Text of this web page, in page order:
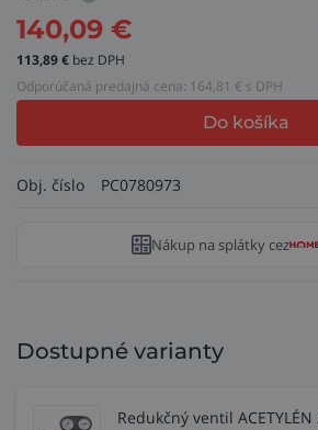
140,09 €
113,89€ bez DPH
Odporúčaná predajná cena: 164,81 € s DPH
Do košíka
Obj. číslo PC0780973
Nákup na splátky cez
Dostupné varianty
Redukčný ventil